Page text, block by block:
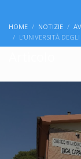
HOME NOTIZIE
L’UNIVERSITÀ